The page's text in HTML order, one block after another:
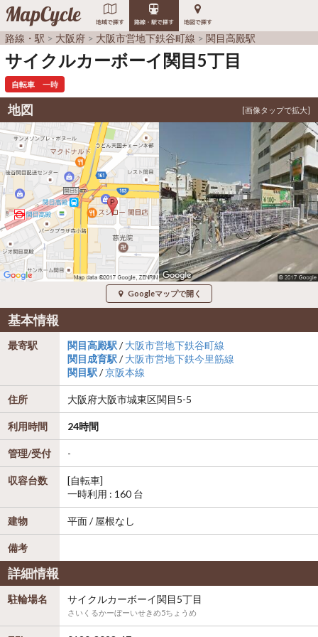
MapCycle 地域で探す 路線・駅で探す 地図で探す
路線・駅 大阪府 大阪市営地下鉄谷町線 関目高殿駅
サイクルカーボーイ関目5丁目
自転車 一時
地図
Googleマップで開く
基本情報
最寄駅 関目高殿駅 /大阪市営地下鉄谷町線
関目成育駅 /大阪市営地下鉄今里筋線
関目駅 /京阪本線
住所 大阪府大阪市城東区関目5-5
利用時間 24時間
管理/受付 -
収容台数
[自転車]
一時利用 : 160 台
建物 平面 / 屋根なし
備考
詳細情報
駐輪場名 サイクルカーボーイ関目5丁目
さいくるかーぼーいせきめ5ちょうめ